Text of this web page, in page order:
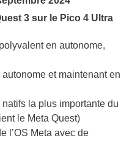
3 sur le Pico 4 Ultra
en autonome,
et maintenant en
la plus importante du
le Meta Quest)
l’OS Meta avec de